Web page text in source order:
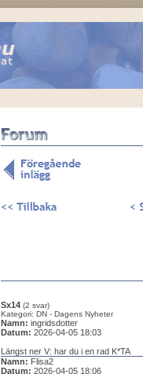
Sx14 (2 svar)
Kategori: DN - Dagens Nyheter
Namn: ingridsdotter
Datum: 2026-04-05 18:03
Längst ner V: har du i en rad K*TA
Namn: Flisa2
Datum: 2026-04-05 18:06